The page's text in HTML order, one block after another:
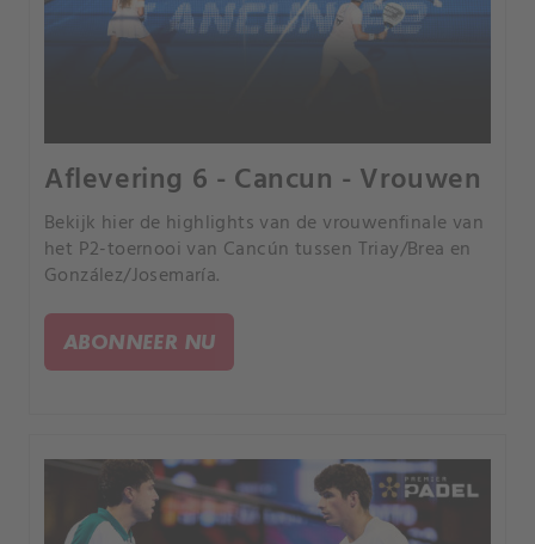
Aflevering 6 - Cancun - Vrouwen
Bekijk hier de highlights van de vrouwenfinale van
het P2-toernooi van Cancún tussen Triay/Brea en
González/Josemaría.
ABONNEER NU